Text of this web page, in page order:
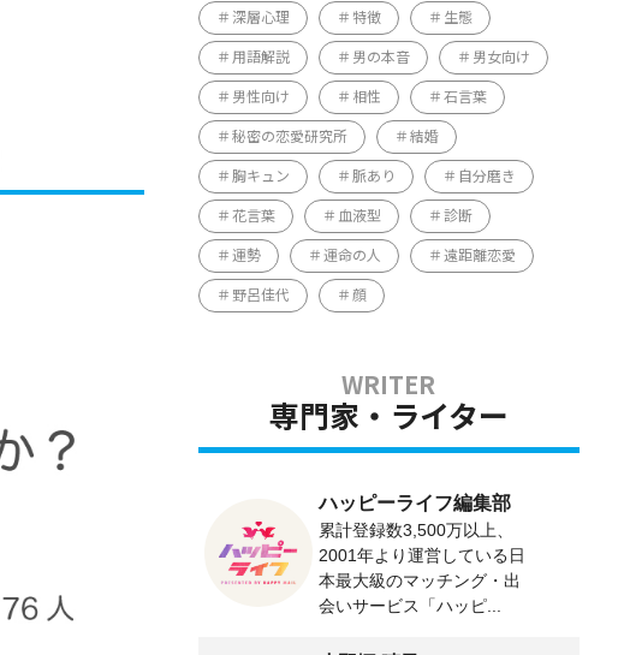
深層心理 特徴 生態
用語解説 男の本音 男女向け
男性向け 相性 石言葉
秘密の恋愛研究所 結婚
胸キュン 脈あり 自分磨き
花言葉 血液型 診断
運勢 運命の人 遠距離恋愛
野呂佳代 顔
専門家・ライター
ハッピーライフ編集部
累計登録数3,500万以上、
2001年より運営している日
本最大級のマッチング・出
会いサービス「ハッピ...